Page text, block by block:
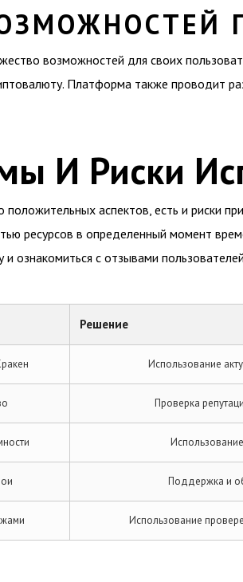
возможностей для своих
Платформа также проводит
И Риски
аспектов, есть и риски
ресурсов в определенный момент
ознакомиться с отзывами
Решение
Использование
Проверка
Поддержка и
Использование